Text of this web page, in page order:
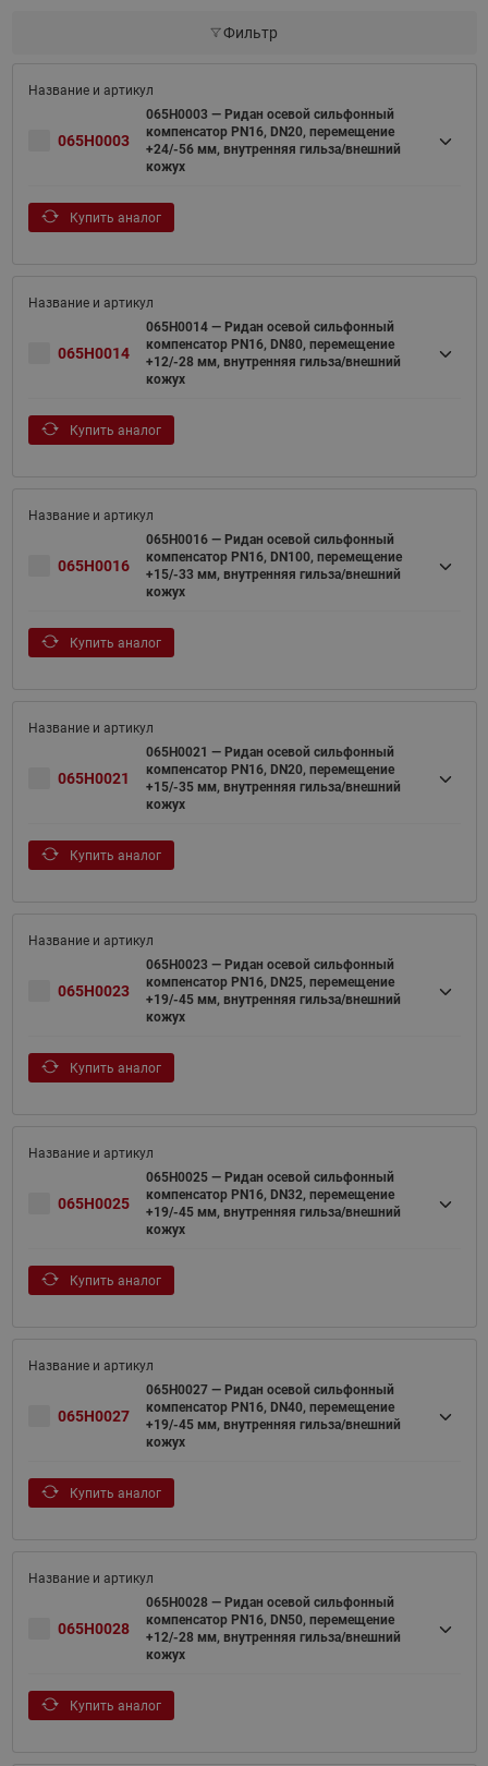
Фильтр
065H0003
065H0003 — Ридан осевой сильфонный
компенсатор PN16, DN20, перемещение
+24/-56 мм, внутренняя гильза/внешний
кожух
Купить аналог
065H0014
065H0014 — Ридан осевой сильфонный
компенсатор PN16, DN80, перемещение
+12/-28 мм, внутренняя гильза/внешний
кожух
Купить аналог
065H0016
065H0016 — Ридан осевой сильфонный
компенсатор PN16, DN100, перемещение
+15/-33 мм, внутренняя гильза/внешний
кожух
Купить аналог
065H0021
065H0021 — Ридан осевой сильфонный
компенсатор PN16, DN20, перемещение
+15/-35 мм, внутренняя гильза/внешний
кожух
Купить аналог
065H0023
065H0023 — Ридан осевой сильфонный
компенсатор PN16, DN25, перемещение
+19/-45 мм, внутренняя гильза/внешний
кожух
Купить аналог
065H0025
065H0025 — Ридан осевой сильфонный
компенсатор PN16, DN32, перемещение
+19/-45 мм, внутренняя гильза/внешний
кожух
Купить аналог
065H0027
065H0027 — Ридан осевой сильфонный
компенсатор PN16, DN40, перемещение
+19/-45 мм, внутренняя гильза/внешний
кожух
Купить аналог
065H0028
065H0028 — Ридан осевой сильфонный
компенсатор PN16, DN50, перемещение
+12/-28 мм, внутренняя гильза/внешний
кожух
Купить аналог